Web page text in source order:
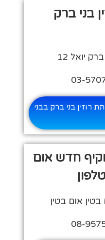
בני ברק
יואל 12
בני ברק בבני
חדש אום
אום בטין